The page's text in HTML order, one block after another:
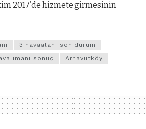
2017’de hizmete girmesinin
3.havaalanı son durum
sonuç Arnavutköy